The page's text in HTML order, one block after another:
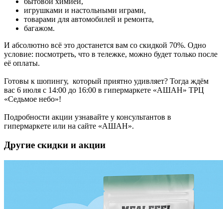
игрушками и настольными играми,
товарами для автомобилей и ремонта,
багажом.
И абсолютно всё это достанется вам со скидкой 70%. Одно
условие: посмотреть, что в тележке, можно будет только после
её оплаты.
Готовы к шопингу, который приятно удивляет? Тогда ждём
вас 6 июля с 14:00 до 16:00 в гипермаркете «‎АШАН» ТРЦ
«‎Седьмое небо»!
Подробности акции узнавайте у консультантов в
гипермаркете или на сайте «АШАН».
Другие скидки и акции